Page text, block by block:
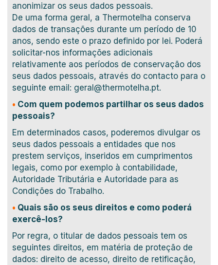
anonimizar os seus dados pessoais.
De uma forma geral, a Thermotelha conserva
dados de transações durante um período de 10
anos, sendo este o prazo definido por lei. Poderá
solicitar-nos informações adicionais
relativamente aos períodos de conservação dos
seus dados pessoais, através do contacto para o
seguinte email: geral@thermotelha.pt.
• Com quem podemos partilhar os seus dados
pessoais?
Em determinados casos, poderemos divulgar os
seus dados pessoais a entidades que nos
prestem serviços, inseridos em cumprimentos
legais, como por exemplo à contabilidade,
Autoridade Tributária e Autoridade para as
Condições do Trabalho.
• Quais são os seus direitos e como poderá
exercê-los?
Por regra, o titular de dados pessoais tem os
seguintes direitos, em matéria de proteção de
dados: direito de acesso, direito de retificação,